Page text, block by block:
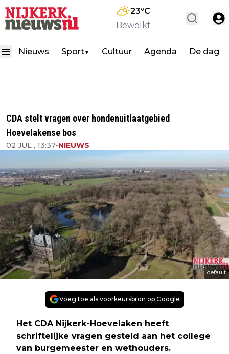
23°C
Bewolkt
Nieuws Sport▼ Cultuur Agenda De dag
CDA stelt vragen over hondenuitlaatgebied
Hoevelakense bos
02 JUL , 13:37•NIEUWS
default
Voeg toe als voorkeursbron op Google
Het CDA Nijkerk-Hoevelaken heeft
schriftelijke vragen gesteld aan het college
van burgemeester en wethouders.